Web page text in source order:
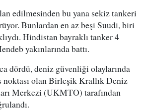
edilmesinden bu yana sekiz tankeri
Bunlardan en az beşi Suudi, biri
Hindistan bayraklı tanker 4
yakınlarında battı.
dördü, deniz güvenliği olaylarında
noktası olan Birleşik Krallık Deniz
Merkezi (UKMTO) tarafından